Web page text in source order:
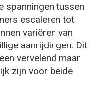
spanningen tussen
escaleren tot
variëren van
aanrijdingen. Dit
vervelend maar
zijn voor beide